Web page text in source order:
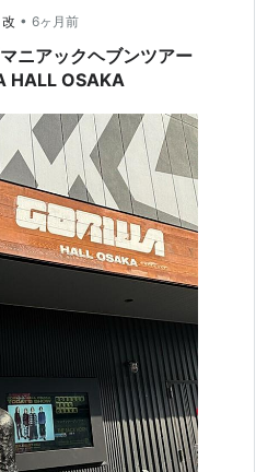
ブ イン ザ サン」
)
アックヘブンVol.0」
MEIライブ〜裸足の夜明け〜
初回限定盤
)/ 通常盤
)
のパルス」2009.07.22 初回
)/ 通常盤
アックヘブン ベストセレクシ
asin:B005XKJ19S)
MEIツアー〜リヴスコール〜
」2013.03.27 初回限定盤
のもOKだけどTHE BACK
らないで撮ってる人が居たら教
• 6ヶ月前
ニアックヘブンツアー
HALL OSAKA